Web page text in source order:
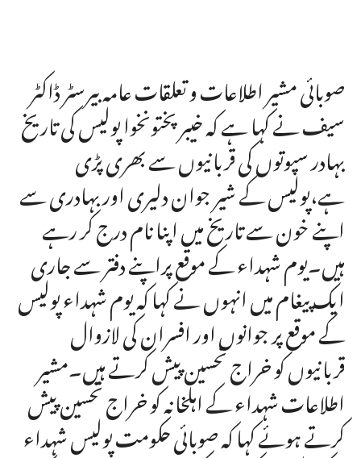
صوبائی مشیر اطلاعات و تعلقات عامہ بیرسٹر ڈاکٹر
سیف نے کہا ہے کہ خیبرپختونخوا پولیس کی تاریخ
بہادر سپوتوں کی قربانیوں سے بھری پڑی
ہے،پولیس کے شیر جوان دلیری اور بہادری سے
اپنے خون سے تاریخ میں اپنا نام درج کر رہے
ہیں۔یوم شہداء کے موقع پراپنے دفتر سے جاری
ایک پیغام میں انہوں نے کہا کہ یوم شہداء پولیس
کے موقع پر جوانوں اور افسران کی لازوال
قربانیوں کو خراج تحسین پیش کرتے ہیں۔مشیر
اطلاعات شہداء کے اہلخانہ کو خراج تحسین پیش
کرتے ہوئے کہا کہ صوبائی حکومت پولیس شہداء